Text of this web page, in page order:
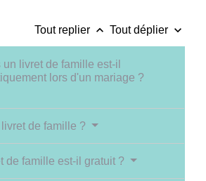
Tout replier keyboard_arrow_up Tout déplier keyboard_arrow_down
livret de famille est-il
lors d'un mariage ?
de famille ?
de famille est-il gratuit ?